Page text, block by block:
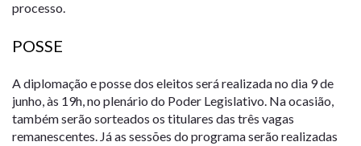
processo.
POSSE
A diplomação e posse dos eleitos será realizada no dia 9 de
junho, às 19h, no plenário do Poder Legislativo. Na ocasião,
também serão sorteados os titulares das três vagas
remanescentes. Já as sessões do programa serão realizadas